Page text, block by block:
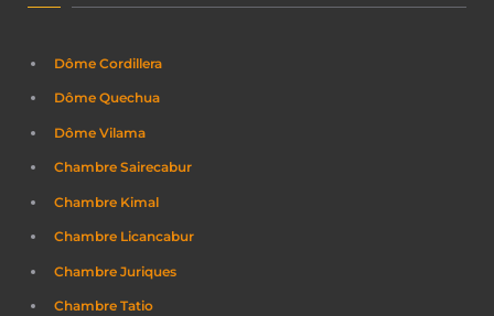
Dôme Cordillera
Dôme Quechua
Dôme Vilama
Chambre Sairecabur
Chambre Kimal
Chambre Licancabur
Chambre Juriques
Chambre Tatio